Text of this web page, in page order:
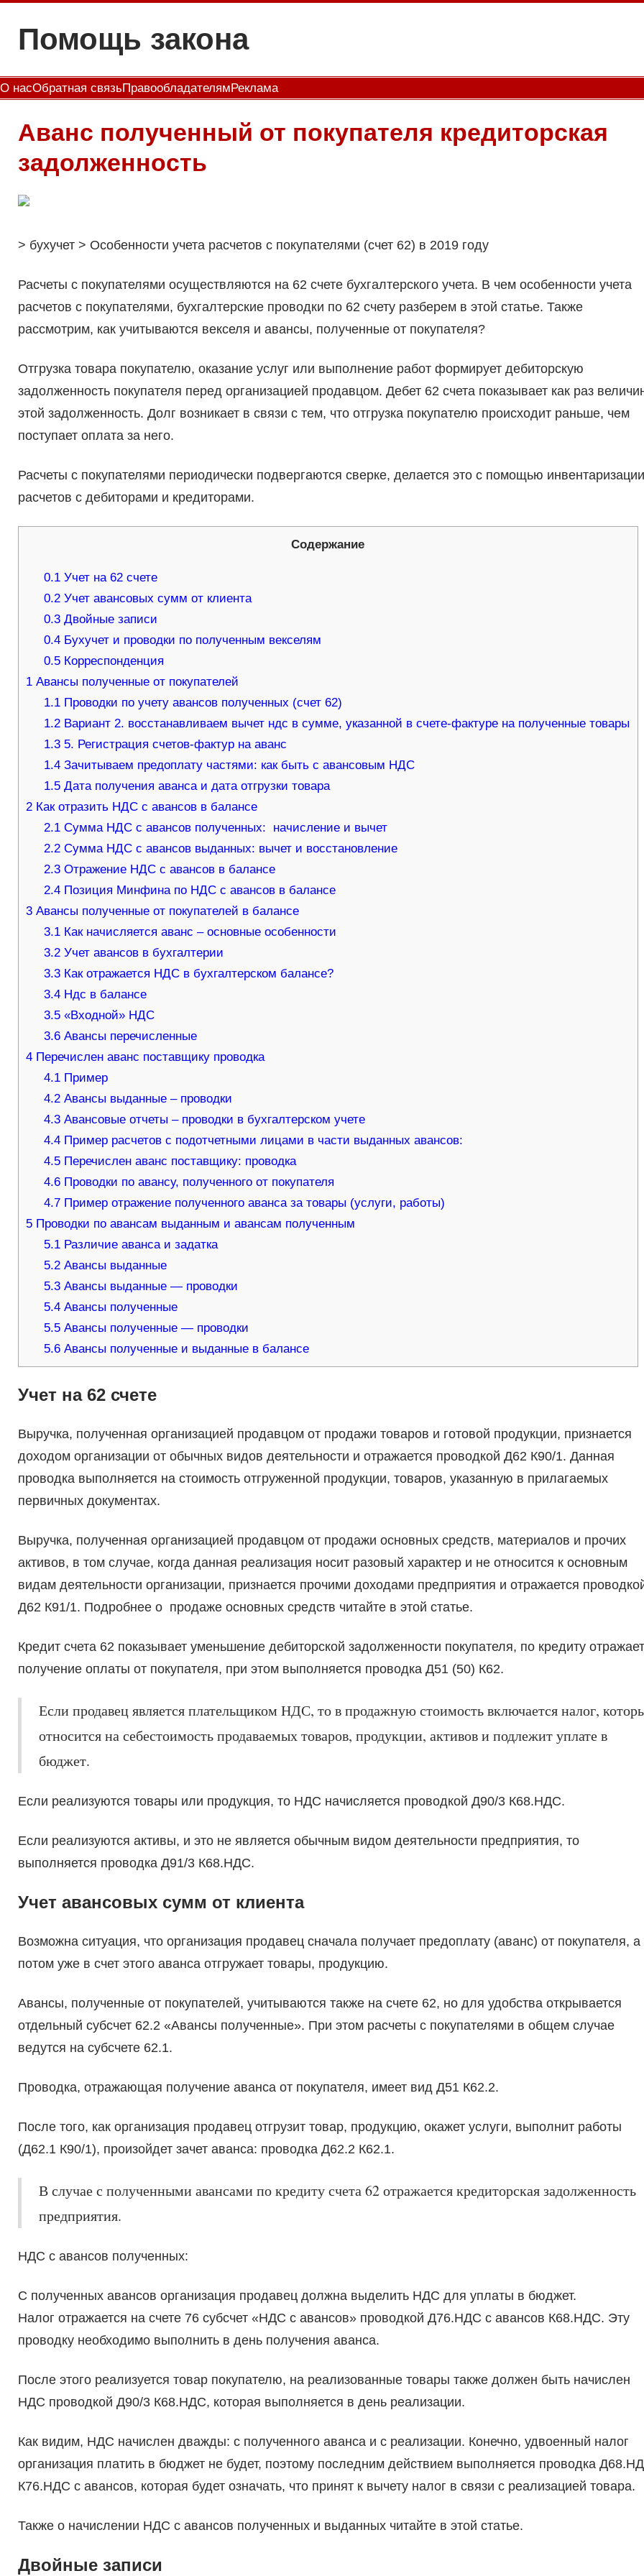
содержимому
Помощь закона
О насОбратная связьПравообладателямРеклама
Аванс полученный от покупателя кредиторская
задолженность
> бухучет > Особенности учета расчетов с покупателями (счет 62) в 2019 году
Расчеты с покупателями осуществляются на 62 счете бухгалтерского учета. В чем особенности учета
расчетов с покупателями, бухгалтерские проводки по 62 счету разберем в этой статье. Также
рассмотрим, как учитываются векселя и авансы, полученные от покупателя?
Отгрузка товара покупателю, оказание услуг или выполнение работ формирует дебиторскую
задолженность покупателя перед организацией продавцом. Дебет 62 счета показывает как раз
этой задолженность. Долг возникает в связи с тем, что отгрузка покупателю происходит раньше, чем
поступает оплата за него.
Расчеты с покупателями периодически подвергаются сверке, делается это с помощью инвентаризации
расчетов с дебиторами и кредиторами.
Содержание
0.1 Учет на 62 счете
0.2 Учет авансовых сумм от клиента
0.3 Двойные записи
0.4 Бухучет и проводки по полученным векселям
0.5 Корреспонденция
1Авансы полученные от покупателей
1.1 Проводки по учету авансов полученных (счет 62)
1.2 Вариант 2. восстанавливаем вычет ндс в сумме, указанной в счете-фактуре на полученные товары
1.3 5. Регистрация счетов-фактур на аванс
1.4 Зачитываем предоплату частями: как быть с авансовым НДС
1.5 Дата получения аванса и дата отгрузки товара
2Как отразить НДС с авансов в балансе
2.1 Сумма НДС с авансов полученных: начисление и вычет
2.2 Сумма НДС с авансов выданных: вычет и восстановление
2.3 Отражение НДС с авансов в балансе
2.4 Позиция Минфина по НДС с авансов в балансе
3Авансы полученные от покупателей в балансе
3.1 Как начисляется аванс – основные особенности
3.2 Учет авансов в бухгалтерии
3.3 Как отражается НДС в бухгалтерском балансе?
3.4 Ндс в балансе
3.5 «Входной» НДС
3.6 Авансы перечисленные
4Перечислен аванс поставщику проводка
4.1 Пример
4.2 Авансы выданные – проводки
4.3 Авансовые отчеты – проводки в бухгалтерском учете
4.4 Пример расчетов с подотчетными лицами в части выданных авансов:
4.5 Перечислен аванс поставщику: проводка
4.6 Проводки по авансу, полученного от покупателя
4.7 Пример отражение полученного аванса за товары (услуги, работы)
5Проводки по авансам выданным и авансам полученным
5.1 Различие аванса и задатка
5.2 Авансы выданные
5.3 Авансы выданные — проводки
5.4 Авансы полученные
5.5 Авансы полученные — проводки
5.6 Авансы полученные и выданные в балансе
Учет на 62 счете
Выручка, полученная организацией продавцом от продажи товаров и готовой продукции, признается
доходом организации от обычных видов деятельности и отражается проводкой Д62 К90/1. Данная
проводка выполняется на стоимость отгруженной продукции, товаров, указанную в прилагаемых
первичных документах.
Выручка, полученная организацией продавцом от продажи основных средств, материалов и прочих
активов, в том случае, когда данная реализация носит разовый характер и не относится к основным
видам деятельности организации, признается прочими доходами предприятия и отражается
Д62 К91/1. Подробнее о продаже основных средств читайте в этой статье.
Кредит счета 62 показывает уменьшение дебиторской задолженности покупателя, по кредиту
получение оплаты от покупателя, при этом выполняется проводка Д51 (50) К62.
Если продавец является плательщиком НДС, то в продажную стоимость включается налог,
относится на себестоимость продаваемых товаров, продукции, активов и подлежит уплате в
бюджет.
Если реализуются товары или продукция, то НДС начисляется проводкой Д90/3 К68.НДС.
Если реализуются активы, и это не является обычным видом деятельности предприятия, то
выполняется проводка Д91/3 К68.НДС.
Учет авансовых сумм от клиента
Возможна ситуация, что организация продавец сначала получает предоплату (аванс) от покупателя, а
потом уже в счет этого аванса отгружает товары, продукцию.
Авансы, полученные от покупателей, учитываются также на счете 62, но для удобства открывается
отдельный субсчет 62.2 «Авансы полученные». При этом расчеты с покупателями в общем случае
ведутся на субсчете 62.1.
Проводка, отражающая получение аванса от покупателя, имеет вид Д51 К62.2.
После того, как организация продавец отгрузит товар, продукцию, окажет услуги, выполнит работы
(Д62.1 К90/1), произойдет зачет аванса: проводка Д62.2 К62.1.
В случае с полученными авансами по кредиту счета 62 отражается кредиторская задолженность
предприятия.
НДС с авансов полученных:
С полученных авансов организация продавец должна выделить НДС для уплаты в бюджет.
Налог отражается на счете 76 субсчет «НДС с авансов» проводкой Д76.НДС с авансов К68.НДС. Эту
проводку необходимо выполнить в день получения аванса.
После этого реализуется товар покупателю, на реализованные товары также должен быть начислен
НДС проводкой Д90/3 К68.НДС, которая выполняется в день реализации.
Как видим, НДС начислен дважды: с полученного аванса и с реализации. Конечно, удвоенный налог
организация платить в бюджет не будет, поэтому последним действием выполняется проводка
К76.НДС с авансов, которая будет означать, что принят к вычету налог в связи с реализацией товара.
Также о начислении НДС с авансов полученных и выданных читайте в этой статье.
Двойные записи